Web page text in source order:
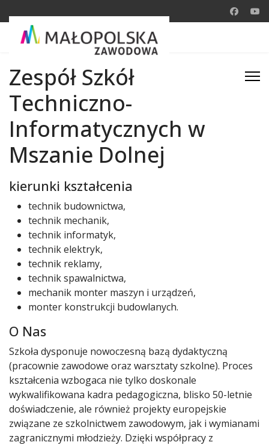
Zespół Szkół
Techniczno-
Informatycznych w
Mszanie Dolnej
kierunki kształcenia
technik budownictwa,
technik mechanik,
technik informatyk,
technik elektryk,
technik reklamy,
technik spawalnictwa,
mechanik monter maszyn i urządzeń,
monter konstrukcji budowlanych.
O Nas
Szkoła dysponuje nowoczesną bazą dydaktyczną
(pracownie zawodowe oraz warsztaty szkolne). Proces
kształcenia wzbogaca nie tylko doskonale
wykwalifikowana kadra pedagogiczna, blisko 50-letnie
doświadczenie, ale również projekty europejskie
związane ze szkolnictwem zawodowym, jak i wymianami
zagranicznymi młodzieży. Dzięki współpracy z